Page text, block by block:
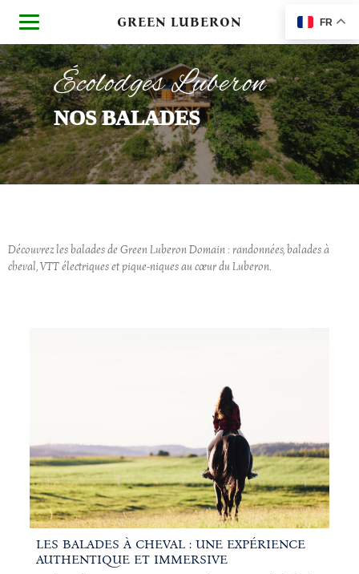
GREEN LUBERON FR
Écolodges Luberon
NOS BALADES
Découvrez les balades de Green Luberon Domain : randonnées, balades à
cheval, VTT électriques et pique-niques au cœur du Luberon.
LES BALADES À CHEVAL : UNE EXPÉRIENCE
AUTHENTIQUE ET IMMERSIVE